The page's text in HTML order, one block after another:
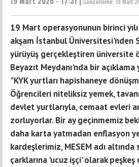
19 Mart operasyonunun birinci
akşam İstanbul Üniversitesi'nden
yürüyüş gerçekleştiren üniversite
Beyazıt Meydanı'nda bir açıklama
"KYK yurtları hapishaneye
Öğrencileri niteliksiz yemek,
devlet yurtlarıyla, cemaat evleri
zorluyorlar. Bir ay geçinmemiz
daha karta yatmadan enflasyon
kardeşlerimiz, MESEM adı altında
çarklarına 'ucuz işçi' olarak